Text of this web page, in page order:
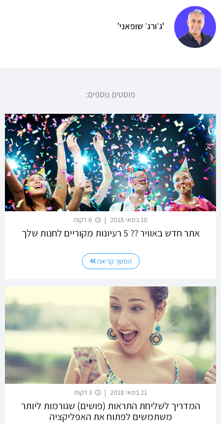
'ג׳ורג׳ שופאני'
פוסטים נוספים:
10 במאי 2018 |
אתר חדש באוויר ?? 5 רעיונות מקוריים לחנות שלך
המשך קריאה
21 במאי 2018 |
המדריך לשליחת התראות (פושים) שגורמות ליותר
משתמשים לפתוח את האפליקציה